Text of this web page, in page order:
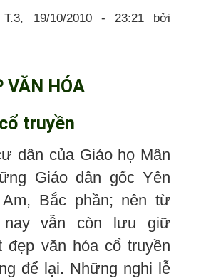
19/10/2010 - 23:21 bởi
VĂN HÓA
truyền
dân của Giáo họ Mân
Giáo dân gốc Yên
Bắc phần; nên từ
vẫn còn lưu giữ
đẹp văn hóa cổ truyền
để lại. Những nghi lễ